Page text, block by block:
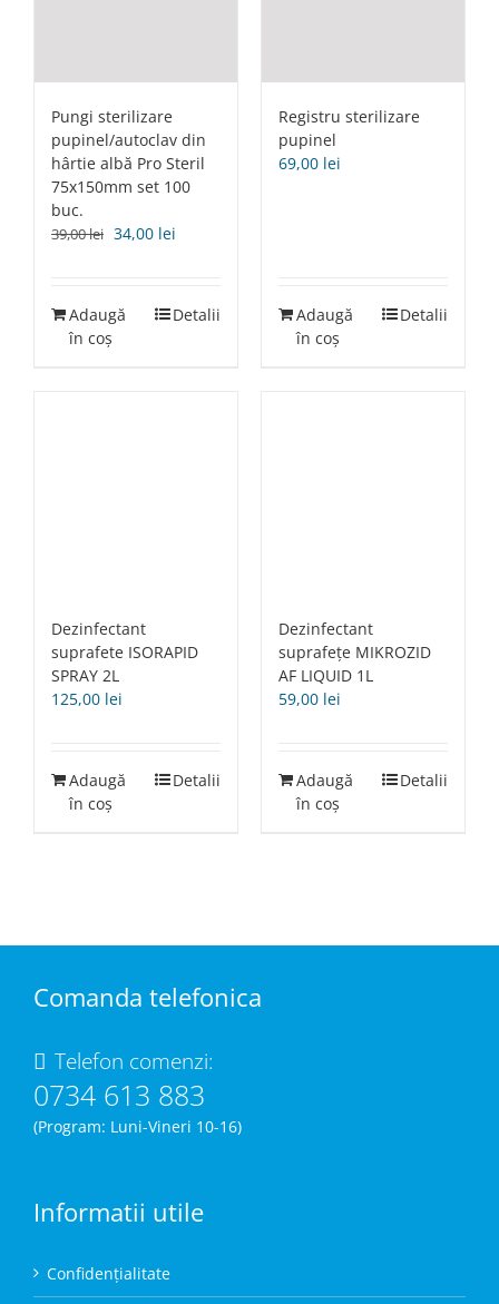
Pungi sterilizare
pupinel/autoclav din
hârtie albă Pro Steril
75x150mm set 100
buc.
39,00lei Prețul
39,00 lei.
34,00 lei
Adaugă
în coș
Detalii
Registru sterilizare
pupinel
69,00 lei
Adaugă
în coș
Detalii
Dezinfectant
suprafete ISORAPID
SPRAY 2L
125,00 lei
Adaugă
în coș
Detalii
Dezinfectant
suprafețe MIKROZID
AF LIQUID 1L
59,00 lei
Adaugă
în coș
Detalii
Comanda telefonica
Telefon comenzi:
0734 613 883
(Program: Luni-Vineri 10-16)
Informatii utile
Confidențialitate